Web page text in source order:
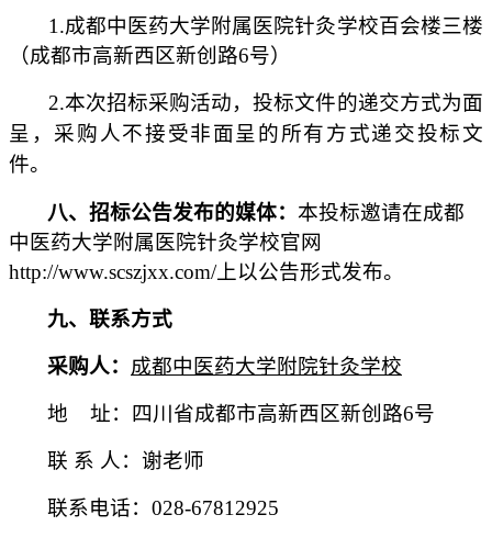
1.成都中医药大学附属医院针灸学校百会楼三楼
（成都市高新西区新创路6号）
2.本次招标采购活动，投标文件的递交方式为面
呈，采购人不接受非面呈的所有方式递交投标文
件。
八、 招标公告发布的媒体： 本投标邀请在成都
中医药大学附属医院针灸学校官网
http://www.scszjxx.com/上以公告形式发布。
九、联系方式
采购人： 成都中医药大学附院针灸学校
地 址： 四川省成都市高新西区新创路6号
联 系 人： 谢老师
联系电话： 028-67812925